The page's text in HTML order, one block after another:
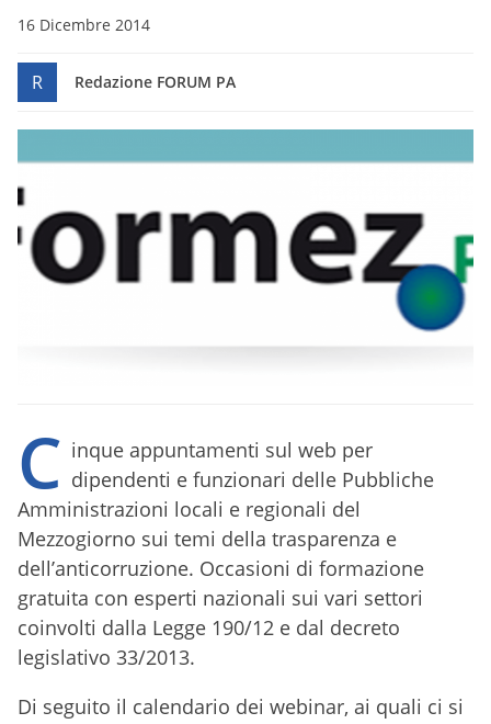
16 Dicembre 2014
R Redazione FORUM PA
C inque appuntamenti sul web per
dipendenti e funzionari delle Pubbliche
Amministrazioni locali e regionali del
Mezzogiorno sui temi della trasparenza e
dell’anticorruzione. Occasioni di formazione
gratuita con esperti nazionali sui vari settori
coinvolti dalla Legge 190/12 e dal decreto
legislativo 33/2013.
Di seguito il calendario dei webinar, ai quali ci si